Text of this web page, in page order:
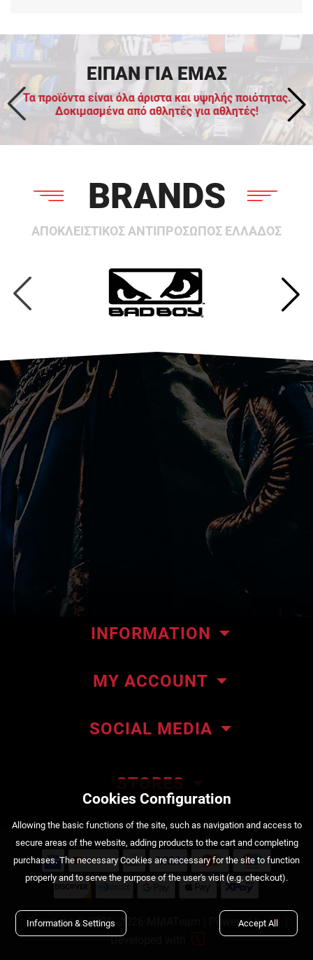
ΕΙΠΑΝ ΓΙΑ ΕΜΑΣ
Τα προϊόντα είναι όλα άριστα και υψηλής ποιότητας.
Δοκιμασμένα από αθλητές για αθλητές!
BRANDS
ΑΠΟΚΛΕΙΣΤΙΚΟΣ ΑΝΤΙΠΡΟΣΩΠΟΣ ΕΛΛΑΔΟΣ
INFORMATION
About ΜΜΑteam
Privacy policy
Payment methods
Shipping methods
Returns policy
Cookies Policy
MY ACCOUNT
Order Status
SOCIAL MEDIA
STORES
222 Kountouriotou Str. Piraeus
+30 210 4525720
4 Pisidias Str. Nea Ionia
+30 210 2777858
contact@mmateam.gr
Copyright © 2021 Powered by
Developed with
Cookies Configuration
Αllowing the basic functions of the site, such as navigation and access to
secure areas of the website, adding products to the cart and completing
purchases. The necessary Cookies are necessary for the site to function
properly and to serve the purpose of the user's visit (e.g. checkout).
Information & Settings Accept All